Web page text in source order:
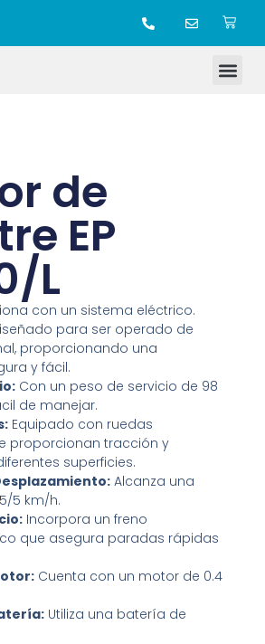
de
EP
L
con un sistema eléctrico.
para ser operado de
proporcionando una
y fácil.
Con un peso de servicio de 98
de manejar.
Equipado con ruedas
proporcionan tracción y
superficies.
Alcanza una
5 km/h.
Incorpora un freno
que asegura paradas rápidas
Cuenta con un motor de 0.4
Utiliza una batería de